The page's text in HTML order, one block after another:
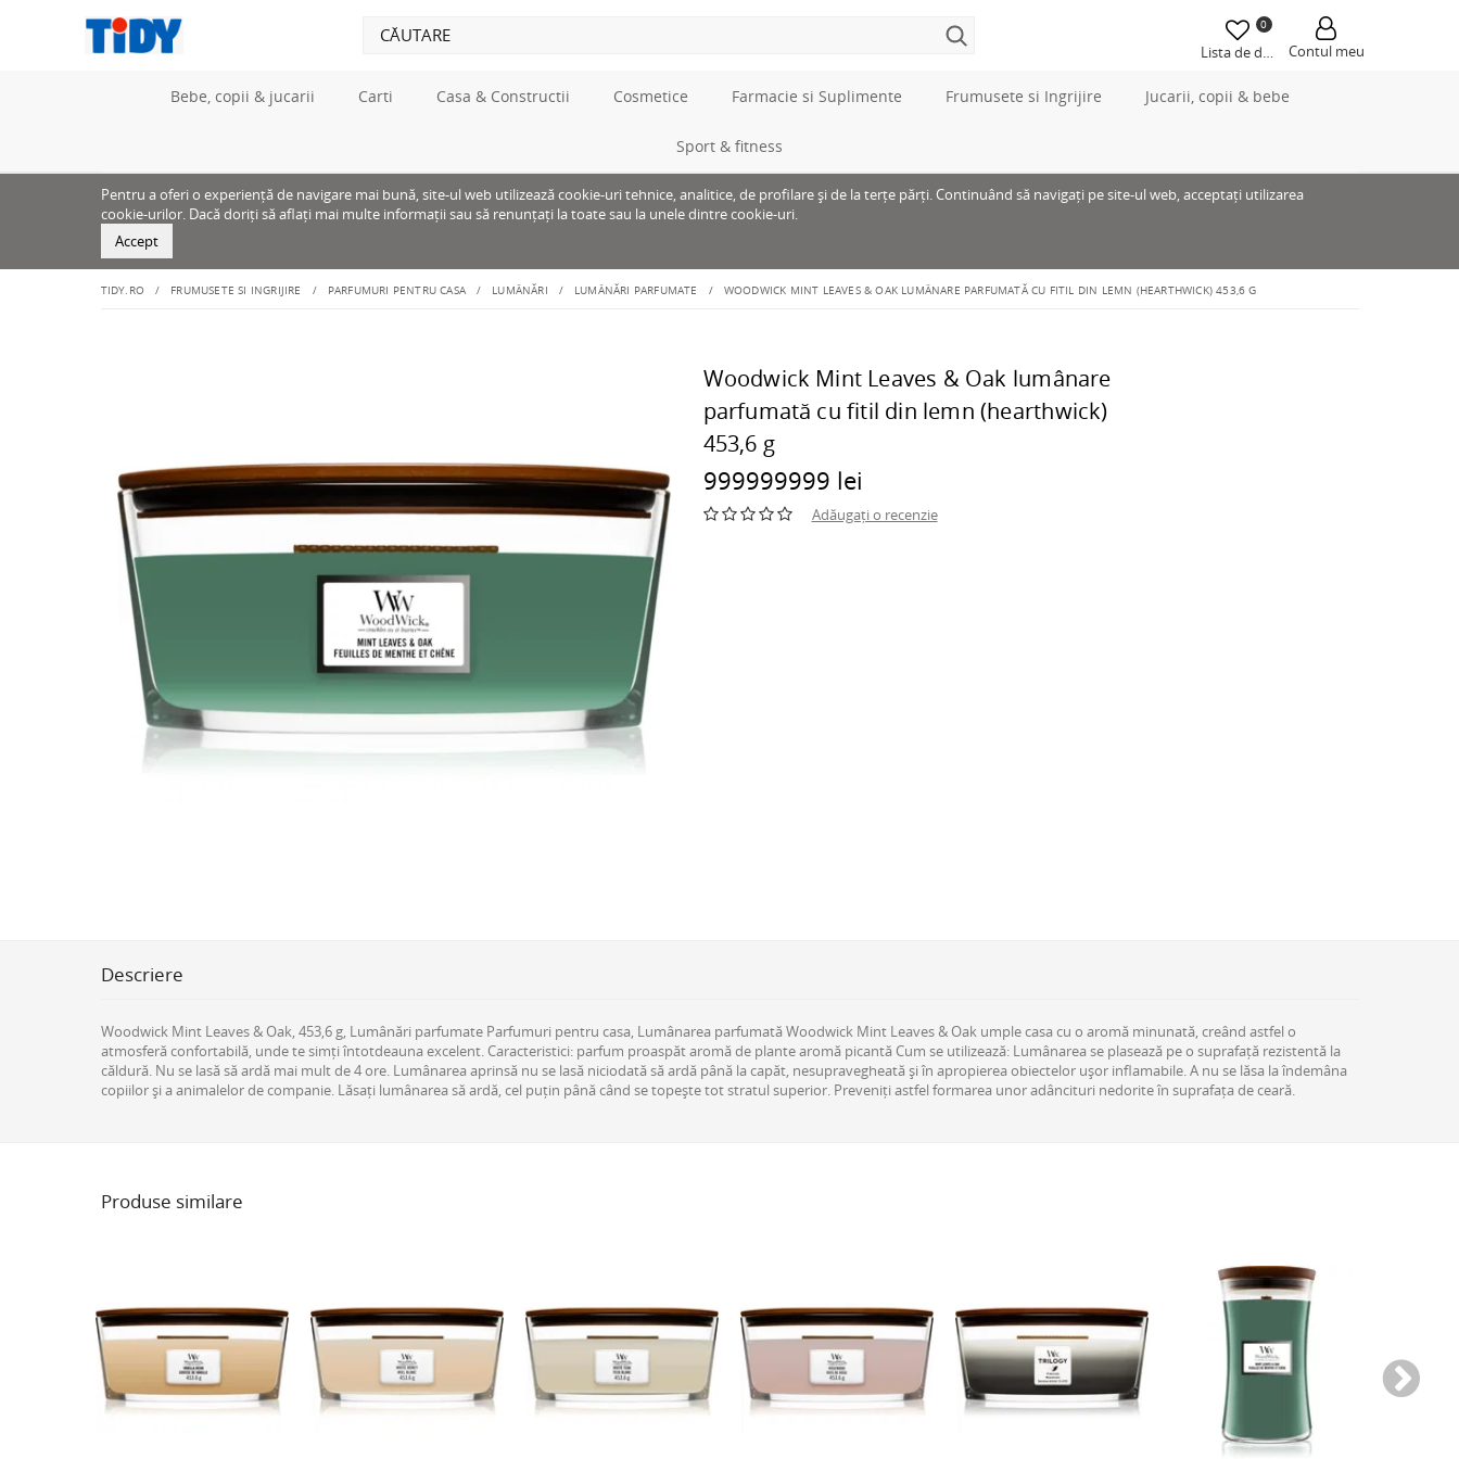
0
Lista de dorințeContul meu
Bebe, copii & jucarii Carti Casa & Constructii Cosmetice Farmacie si Suplimente Frumusete si Ingrijire Jucarii, copii & bebe
Sport & fitness
Pentru a oferi o experiență de navigare mai bună, site-ul web utilizează cookie-uri tehnice, analitice, de profilare și de la terțe părți. Continuând să navigați pe site-ul web, acceptați utilizarea
cookie-urilor. Dacă doriți să aflați mai multe informații sau să renunțați la toate sau la unele dintre cookie-uri.
Accept
TIDY.RO FRUMUSETE SI INGRIJIRE PARFUMURI PENTRU CASA LUMÂNĂRI LUMÂNĂRI PARFUMATE WOODWICK MINT LEAVES & OAK LUMÂNARE PARFUMATĂ CU FITIL DIN LEMN (HEARTHWICK) 453,6 G
Woodwick Mint Leaves & Oak lumânare
parfumată cu fitil din lemn (hearthwick)
453,6 g
999999999 lei
Adăugați o recenzie
Descriere
Woodwick Mint Leaves & Oak, 453,6 g, Lumânări parfumate Parfumuri pentru casa, Lumânarea parfumată Woodwick Mint Leaves & Oak umple casa cu o aromă minunată, creând astfel o
atmosferă confortabilă, unde te simți întotdeauna excelent. Caracteristici: parfum proaspăt aromă de plante aromă picantă Cum se utilizează: Lumânarea se plasează pe o suprafață rezistentă la
căldură. Nu se lasă să ardă mai mult de 4 ore. Lumânarea aprinsă nu se lasă niciodată să ardă până la capăt, nesupravegheată și în apropierea obiectelor ușor inflamabile. A nu se lăsa la îndemâna
copiilor și a animalelor de companie. Lăsați lumânarea să ardă, cel puțin până când se topește tot stratul superior. Preveniți astfel formarea unor adâncituri nedorite în suprafața de ceară.
Produse similare